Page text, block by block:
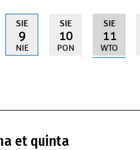
SIE
9
NIE
SIE
10
PON
SIE
11
WTO
et quinta